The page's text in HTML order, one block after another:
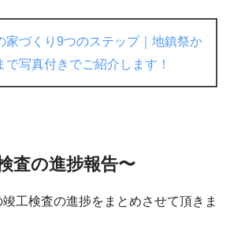
家づくり9つのステップ｜地鎮祭か
で写真付きでご紹介します！
査の進捗報告〜
工検査の進捗をまとめさせて頂きま